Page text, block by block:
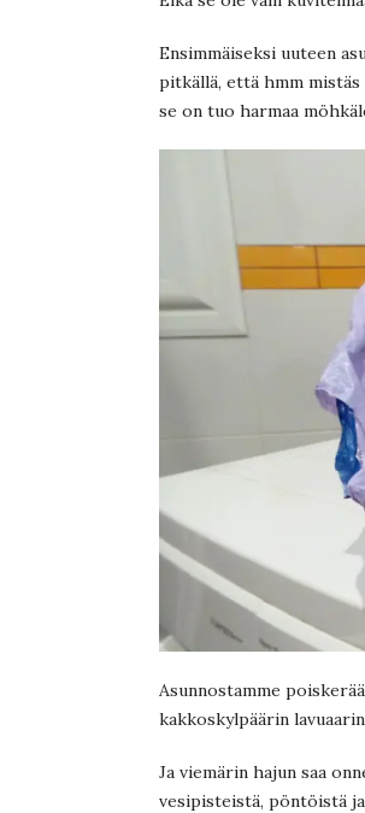
Ensimmäiseksi uuteen
pitkällä, että hmm
se on tuo harmaa
Asunnostamme
kakkoskylpäärin
Ja viemärin hajun saa
vesipisteistä, pöntöistä